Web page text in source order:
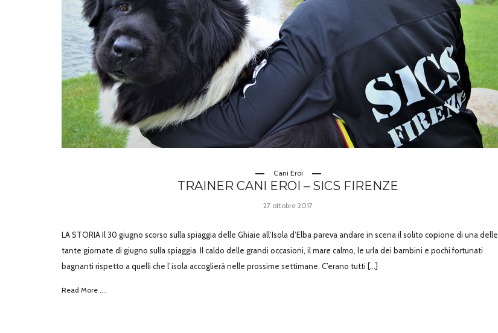
Cani Eroi
TRAINER CANI EROI – SICS FIRENZE
27 ottobre 2017
LA STORIA Il 30 giugno scorso sulla spiaggia delle Ghiaie all’Isola d’Elba pareva andare in scena il solito copione di una delle
tante giornate di giugno sulla spiaggia. Il caldo delle grandi occasioni, il mare calmo, le urla dei bambini e pochi fortunati
bagnanti rispetto a quelli che l’isola accoglierà nelle prossime settimane. C’erano tutti […]
Read More ....